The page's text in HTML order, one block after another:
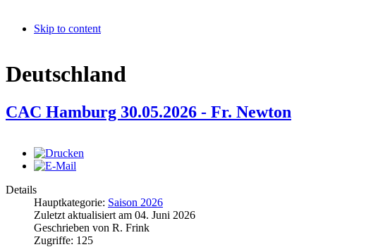
Skip to content
Deutschland
CAC Hamburg 30.05.2026 - Fr. Newton
Details
Hauptkategorie: Saison 2026
Zuletzt aktualisiert am 04. Juni 2026
Geschrieben von R. Frink
Zugriffe: 125